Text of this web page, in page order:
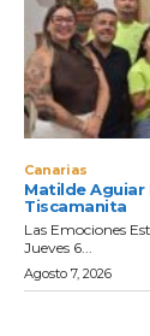
Canarias
Matilde Aguiar
Tiscamanita
Las Emociones
Jueves 6...
Agosto 7, 2026